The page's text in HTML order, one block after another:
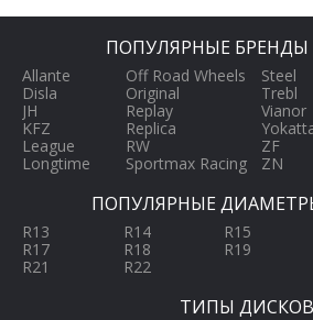
ПОПУЛЯРНЫЕ
Allante
Disla
JH
KFZ
League
Longtime
Off Road Wheels
Original
Replay
Replica
RW
Sportmax Racing
Steel
Trebl
Vianor
ZF
ZN
ПОПУЛЯРНЫЕ
R13 R14 R15
R17
R18 R19
R21
R22
ТИПЫ ДИСКОВ